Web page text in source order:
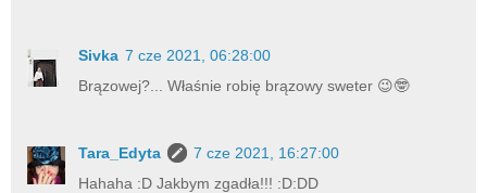
Sivka 7 cze 2021, 06:28:00
Brązowej?... Właśnie robię brązowy sweter 😉🤓
Tara_Edyta
7 cze 2021, 16:27:00
Hahaha :D Jakbym zgadła!!! :D:DD